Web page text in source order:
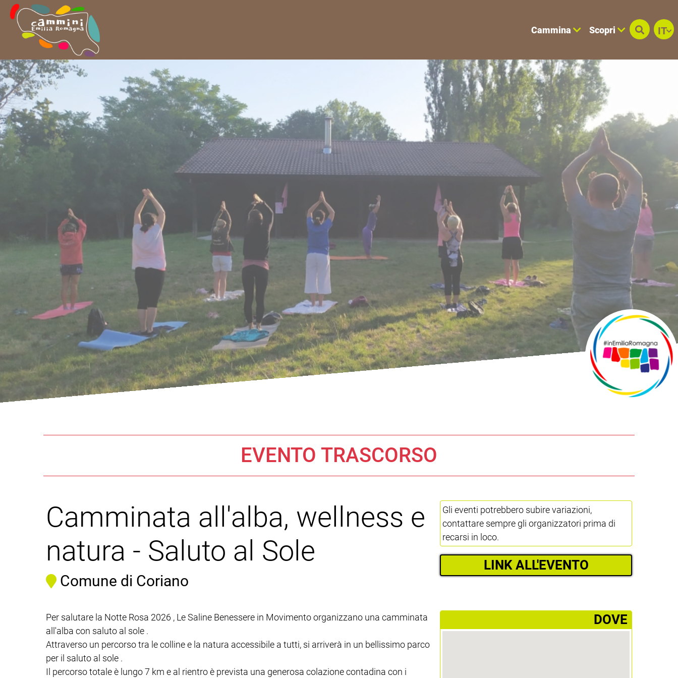
Cammina Scopri IT
EVENTO TRASCORSO
Camminata all'alba, wellness e
natura - Saluto al Sole
Comune di Coriano
Gli eventi potrebbero subire variazioni,
contattare sempre gli organizzatori prima di
recarsi in loco.
LINK ALL'EVENTO
Per salutare la Notte Rosa 2026 , Le Saline Benessere in Movimento organizzano una camminata
all'alba con saluto al sole .
Attraverso un percorso tra le colline e la natura accessibile a tutti, si arriverà in un bellissimo parco
per il saluto al sole .
Il percorso totale è lungo 7 km e al rientro è prevista una generosa colazione contadina con i
­DOVE